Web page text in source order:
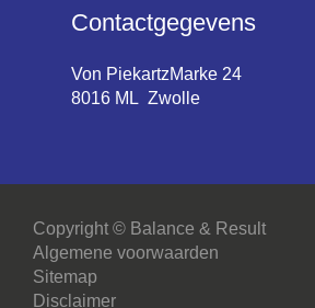
Contactgegevens
Von PiekartzMarke 24
8016 ML Zwolle
Copyright © Balance & Result
Algemene voorwaarden
Sitemap
Disclaimer